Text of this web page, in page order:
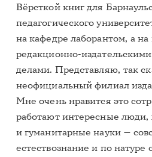
Вёрсткой книг для
педагогического
на кафедре лаборантом, а
редакционно-
делами. Представляю, так
неофициальный филиал
Мне очень нравится это
работают интересные люди,
и гуманитарные науки —
естествознание и по натуре